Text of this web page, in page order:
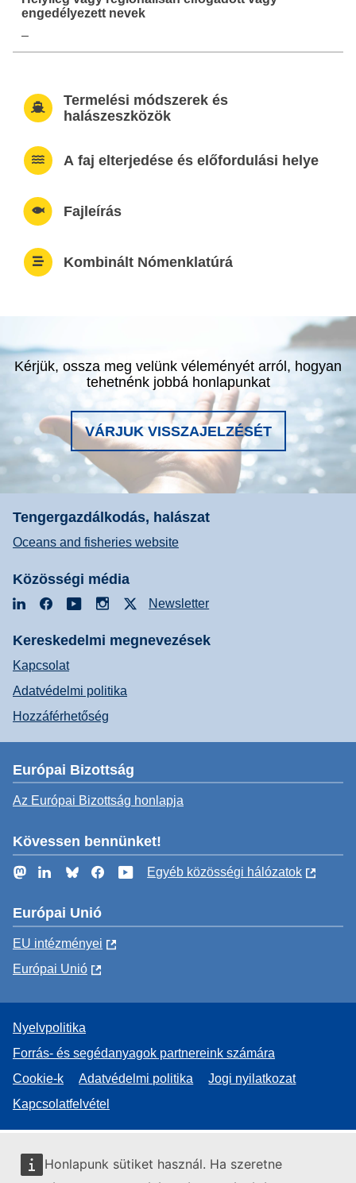
Honlapunk sütiket használ. Ha szeretne
–
Termelési módszerek és
halászeszközök
A faj elterjedése és előfordulási helye
Fajleírás
Kombinált Nómenklatúrá
Kérjük, ossza meg velünk véleményét arról, hogyan
tehetnénk jobbá honlapunkat
VÁRJUK VISSZAJELZÉSÉT
Tengergazdálkodás, halászat
Oceans and fisheries website
Közösségi média
LinkedInFacebookYouTubeInstagramNewsletter
Kereskedelmi megnevezések
Kapcsolat
Adatvédelmi politika
Hozzáférhetőség
Európai Bizottság
Az Európai Bizottság honlapja
Kövessen bennünket!
MastodonLinkedInBlueskyFacebookYouTube
Egyéb közösségi hálózatok
Európai Unió
EU intézményei
Európai Unió
Nyelvpolitika
Forrás- és segédanyagok partnereink számára
Cookie-k
Adatvédelmi politika
Jogi nyilatkozat
Kapcsolatfelvétel